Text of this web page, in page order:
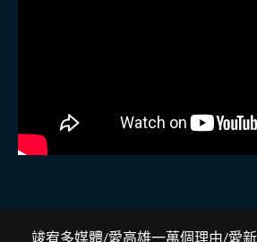
竣宥多媒體/愛高雄一萬個理由/愛